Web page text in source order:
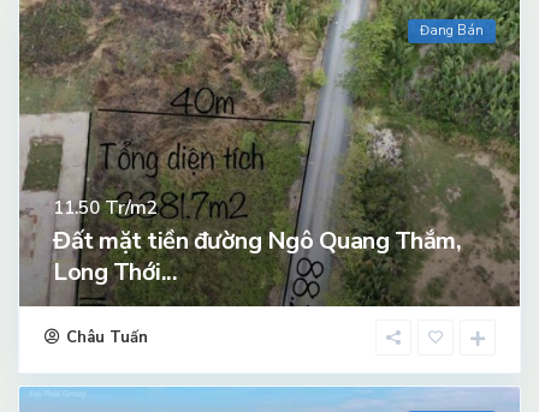
Đang Bán
11.50Tr/m2
Đất mặt tiền đường Ngô Quang Thắm,
Long Thới...
Châu Tuấn